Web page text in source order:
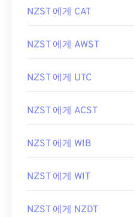
NZST 에게 CAT
NZST 에게 AWST
NZST 에게 UTC
NZST 에게 ACST
NZST 에게 WIB
NZST 에게 WIT
NZST 에게 NZDT